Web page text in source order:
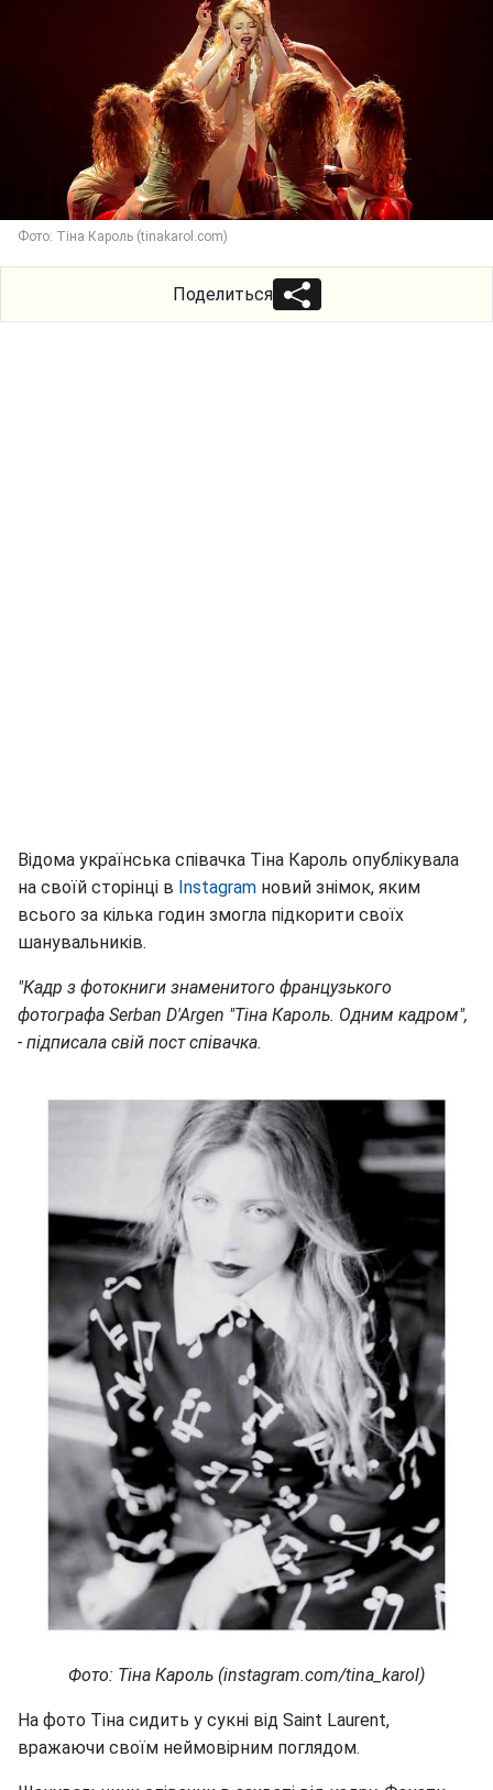
Фото: Тіна Кароль (tinakarol.com)
Поделиться
Відома українська співачка Тіна Кароль опублікувала
на своїй сторінці в Instagram новий знімок, яким
всього за кілька годин змогла підкорити своїх
шанувальників.
"Кадр з фотокниги знаменитого французького
фотографа Serban D'Argen "Тіна Кароль. Одним кадром",
- підписала свій пост співачка.
Фото: Тіна Кароль (instagram.com/tina_karol)
На фото Тіна сидить у сукні від Saint Laurent,
вражаючи своїм неймовірним поглядом.